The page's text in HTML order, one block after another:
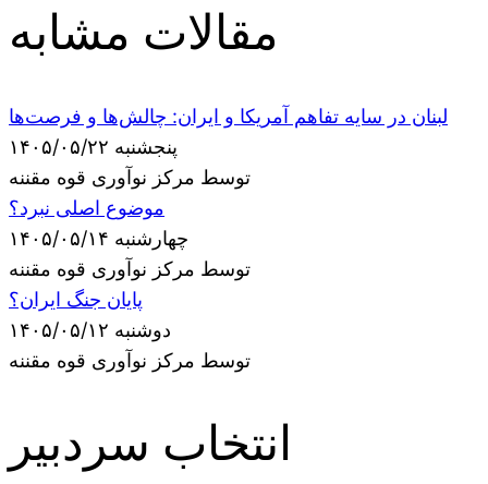
مقالات مشابه
لبنان در سایه تفاهم آمریکا و ایران: چالش‌ها و فرصت‌ها
پنجشنبه ۱۴۰۵/۰۵/۲۲
توسط مرکز نوآوری قوه مقننه
موضوع اصلی نبرد؟
چهارشنبه ۱۴۰۵/۰۵/۱۴
توسط مرکز نوآوری قوه مقننه
پایان جنگ ایران؟
دوشنبه ۱۴۰۵/۰۵/۱۲
توسط مرکز نوآوری قوه مقننه
انتخاب سردبیر